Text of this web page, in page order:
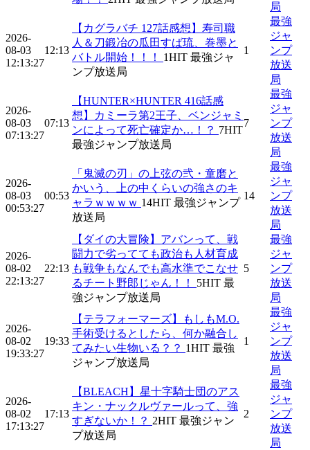
局
2026-
08-03
12:13:27
12:13
【カグラバチ 127話感想】寿司職
人＆刀鍛冶の瓜田すば琉、巻墨と
バトル開始！！！ 1HIT 最強ジャ
ンプ放送局
1
最強
ジャ
ンプ
放送
局
2026-
08-03
07:13:27
07:13
【HUNTER×HUNTER 416話感
想】カミーラ第2王子、ベンジャミ
ンによって死亡確定か…！？ 7HIT
最強ジャンプ放送局
7
最強
ジャ
ンプ
放送
局
2026-
08-03
00:53:27
00:53
「鬼滅の刃」の上弦の弐・童磨と
かいう、上の中くらいの強さのキ
ャラｗｗｗｗ 14HIT 最強ジャンプ
放送局
14
最強
ジャ
ンプ
放送
局
2026-
08-02
22:13:27
22:13
【ダイの大冒険】アバンって、戦
闘力で劣ってても政治も人材育成
も戦争もなんでも高水準でこなせ
るチート野郎じゃん！！ 5HIT 最
強ジャンプ放送局
5
最強
ジャ
ンプ
放送
局
2026-
08-02
19:33:27
19:33
【テラフォーマーズ】もしもM.O.
手術受けるとしたら、何か融合し
てみたい生物いる？？ 1HIT 最強
ジャンプ放送局
1
最強
ジャ
ンプ
放送
局
2026-
08-02
17:13:27
17:13
【BLEACH】星十字騎士団のアス
キン・ナックルヴァールって、強
すぎないか！？ 2HIT 最強ジャン
プ放送局
2
最強
ジャ
ンプ
放送
局